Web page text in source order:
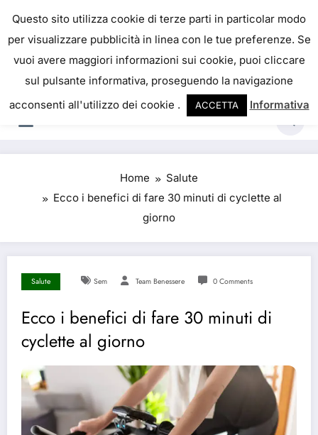
content
IL PORTALE DEL BENESSERE
La salute è come il denaro, non abbiamo mai una
vera idea del suo valore fino a quando la
perdiamo. Josh Billings
Home
Salute
Ecco i benefici di fare 30 minuti di cyclette al
giorno
Salute Sem Team Benessere 0 Comments
Ecco i benefici di fare 30 minuti di
cyclette al giorno
Questo sito utilizza cookie di terze parti in particolar modo
per visualizzare pubblicità in linea con le tue preferenze. Se
vuoi avere maggiori informazioni sui cookie, puoi cliccare
sul pulsante informativa, proseguendo la navigazione
acconsenti all'utilizzo dei cookie .
ACCETTA Informativa